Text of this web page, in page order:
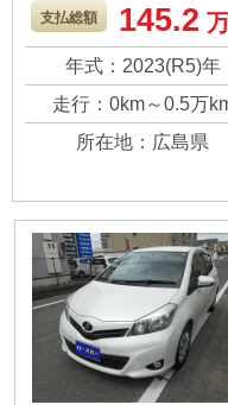
３年目の車検で
替えることにし
た。 普段さほど
こともないので
が、やはり必要な
で新しい車を買
した。 ぜひ新し
客様に購入して
いので、よろし
願いします。
支払総額 145.2
年式：2023(R5)年
走行：0km～0.5万
所在地：広島県